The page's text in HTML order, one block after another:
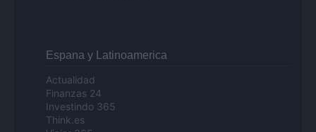
Espana y Latinoamerica
Actualidad
Finanzas 24
Investindo 365
Think.es